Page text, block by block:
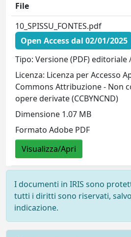
File
10_SPISSU_FONTES.pdf
Open Access dal 02/01/2025
Tipo: Versione (PDF)
Licenza: Licenza per Accesso
Commons Attribuzione - Non
opere derivate (CCBYNCND)
Dimensione 1.07 MB
Formato Adobe PDF
Visualizza/Apri
I documenti in IRIS sono
tutti i diritti sono riservati,
indicazione.